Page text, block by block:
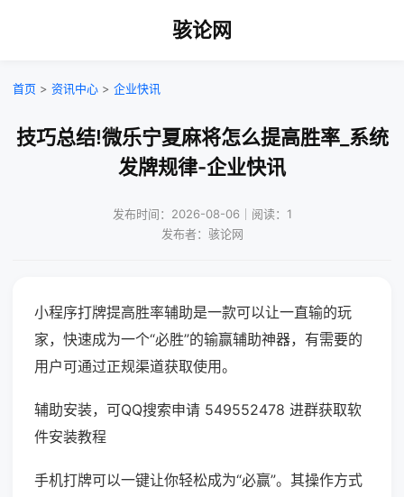
骇论网
首页 > 资讯中心 > 企业快讯
技巧总结!微乐宁夏麻将怎么提高胜率_系统
发牌规律-企业快讯
发布时间：2026-08-06｜阅读：1
发布者：骇论网
小程序打牌提高胜率辅助是一款可以让一直输的玩
家，快速成为一个“必胜”的输赢辅助神器，有需要的
用户可通过正规渠道获取使用。
辅助安装，可QQ搜索申请 549552478 进群获取软
件安装教程
手机打牌可以一键让你轻松成为“必赢”。其操作方式